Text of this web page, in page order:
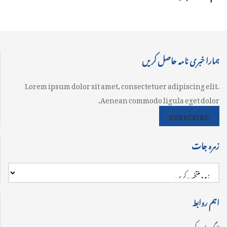
ہمارا خبری نامہ حاصل کریں
Lorem ipsum dolor sit amet, consectetuer adipiscing elit.
Aenean commodo ligula eget dolor.
SUBSCRIBE
زمرہ جات
اہم روابط